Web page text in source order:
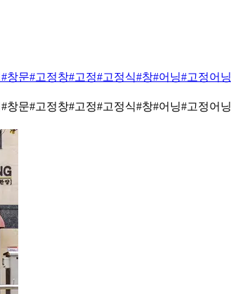
#창문#고정창#고정#고정식#창#어닝#고정어닝
#창문#고정창#고정#고정식#창#어닝#고정어닝